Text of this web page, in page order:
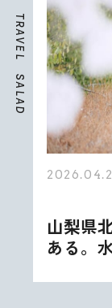
T
R
A
V
E
L
S
A
L
A
D
山梨県
ある。